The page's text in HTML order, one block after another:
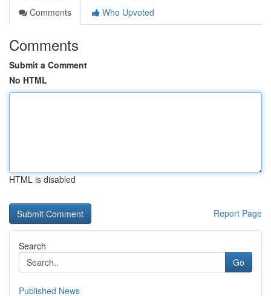
Comments
Who Upvoted
Comments
Submit a Comment
No HTML
HTML is disabled
Report Page
Search
Go
Published News